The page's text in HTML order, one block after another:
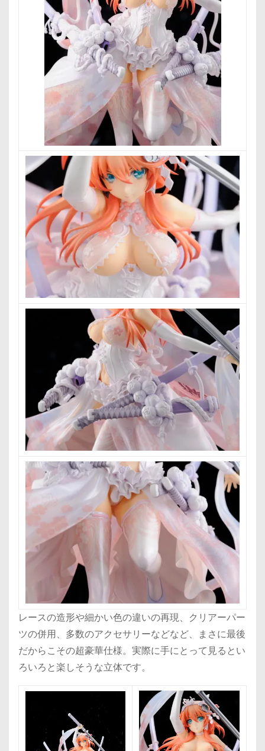
レースの造形や細かい色の違いの再現、クリアーパー
ツの併用、多数のアクセサリーなどなど、まさに最後
だからこその超豪華仕様。実際に手にとって見るとい
ろいろと楽しそうな立体です。